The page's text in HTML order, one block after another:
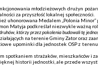
młodzieżowych drużyn
za przyszłość lokalnej społeczności.
uhonorowana Medalem „Polonia
Matyja podkreślał niezwykle ważną
którzy przez pokolenia budowali tę
na terenie Gminy Zator oraz
upominki dla jednostek OSP z
spotkaniem strażaków, mieszkańców i
historii jednostki, ale przede